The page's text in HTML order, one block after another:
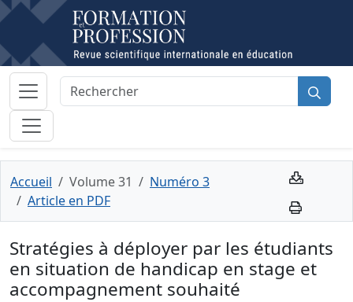
Accueil Volume 31
Numéro 3
Article en PDF
Stratégies à déployer par les étudiants
en situation de handicap en stage et
accompagnement souhaité